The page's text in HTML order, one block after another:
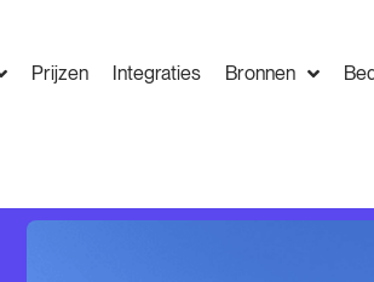
Prijzen Integraties Bronnen